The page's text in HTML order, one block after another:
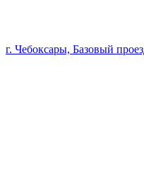
г. Чебоксары, Базовый